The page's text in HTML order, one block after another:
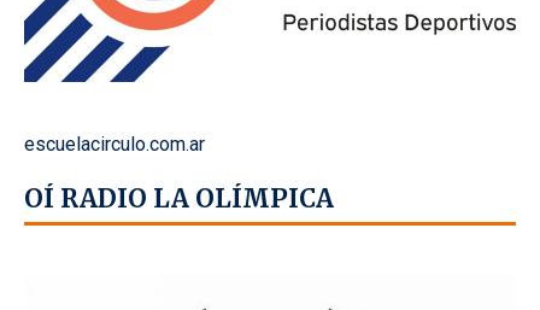
escuelacirculo.com.ar
OÍ RADIO LA OLÍMPICA